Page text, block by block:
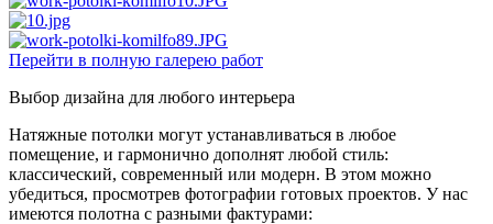
Перейти в полную галерею работ
Выбор дизайна для любого интерьера
Натяжные потолки могут устанавливаться в любое
помещение, и гармонично дополнят любой стиль:
классический, современный или модерн. В этом можно
убедиться, просмотрев фотографии готовых проектов. У нас
имеются полотна с разными фактурами: